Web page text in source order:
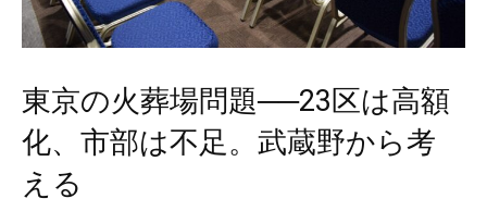
東京の火葬場問題──23区は高額
化、市部は不足。武蔵野から考
える